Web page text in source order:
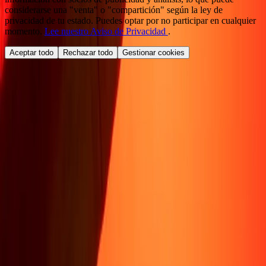
considerarse una "venta" o "compartición" según la ley de
privacidad de tu estado. Puedes optar por no participar en cualquier
momento. Lee nuestro Aviso de Privacidad .
Aceptar todo Rechazar todo Gestionar cookies